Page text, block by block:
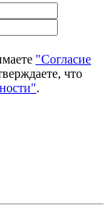
"Согласие
что
.